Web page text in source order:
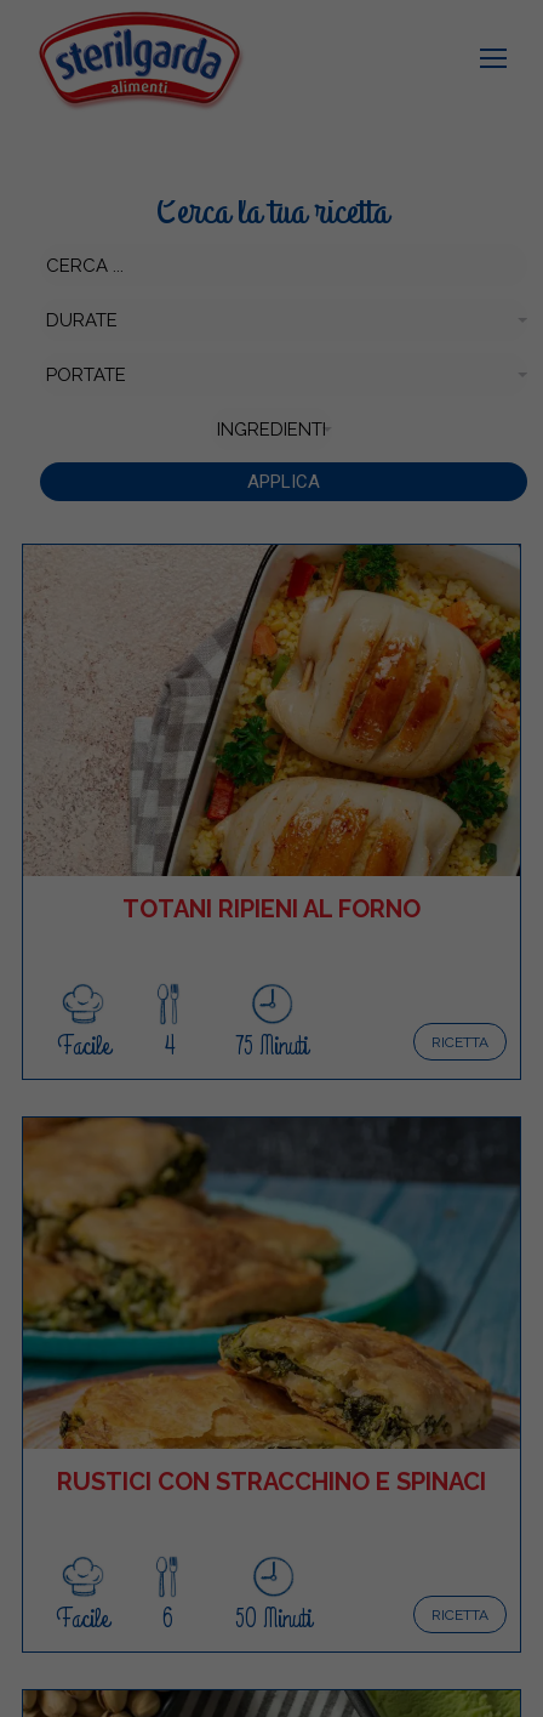
Cerca la tua ricetta
TOTANI RIPIENI AL FORNO
RICETTA
Facile 4 75 Minuti
RUSTICI CON STRACCHINO E SPINACI
RICETTA
Facile 6 50 Minuti